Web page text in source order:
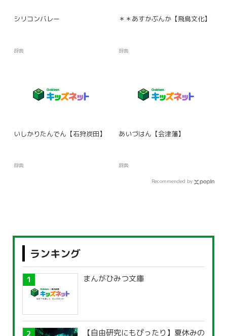
シリコンバレー
辞典
＊＊あすかぶんか【飛鳥文化】
辞典
いしかりたんでん【石狩炭田】
辞典
あいづはん【会津藩】
辞典
Recommended by
ランキング
まんがひみつ文庫
【自由研究にもぴったり】夏休みの